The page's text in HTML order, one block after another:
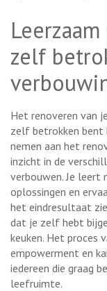
zelf
Het renoveren van
zelf betrokken bent
nemen aan het
inzicht in de
verbouwen. Je leert
oplossingen en
het eindresultaat
dat je zelf hebt
keuken. Het proces
empowerment en
iedereen die graag
leefruimte.